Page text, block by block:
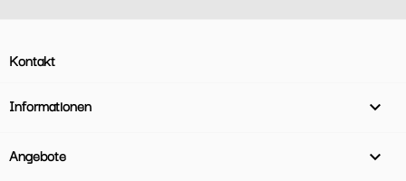
Kontakt
Informationen 
Angebote 